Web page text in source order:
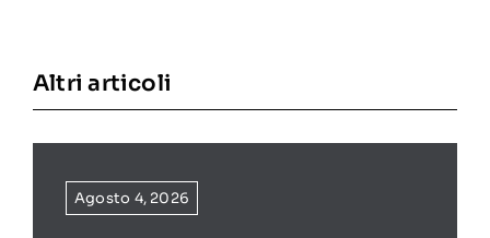
Altri articoli
Agosto 4, 2026